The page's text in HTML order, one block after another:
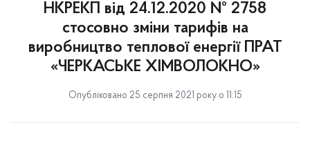
НКРЕКП від 24.12.2020 № 2758
стосовно зміни тарифів на
виробництво теплової енергії ПРАТ
«ЧЕРКАСЬКЕ ХІМВОЛОКНО»
Опубліковано 25 серпня 2021 року о 11:15